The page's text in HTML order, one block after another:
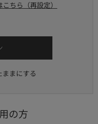
ちら（再設定）
ままにする
の方